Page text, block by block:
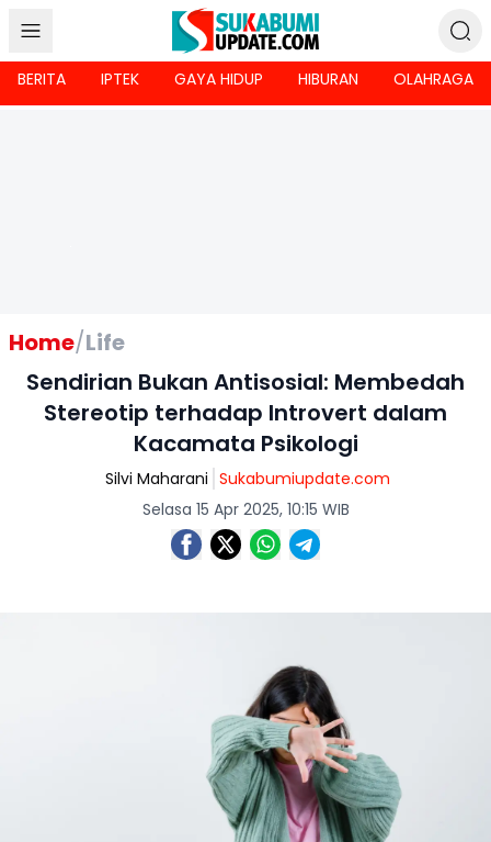
BERITA IPTEK GAYA HIDUP HIBURAN OLAHRAGA
Home/Life
Sendirian Bukan Antisosial: Membedah
Stereotip terhadap Introvert dalam
Kacamata Psikologi
Silvi Maharani Sukabumiupdate.com
Selasa 15 Apr 2025, 10:15 WIB